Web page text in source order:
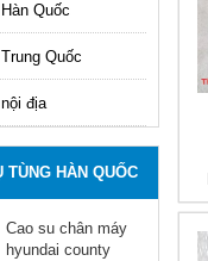
Quốc
Quốc
địa
TÙNG HÀN QUỐC
Cao su chân máy
hyundai county